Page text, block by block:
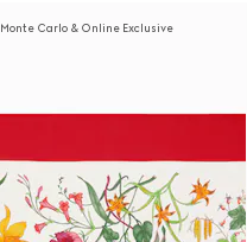
Monte Carlo & Online Exclusive